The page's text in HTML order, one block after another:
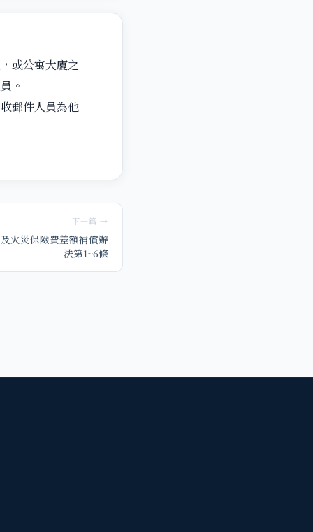
或公寓大廈之
。
郵件人員為他
下一篇 →
火災保險費差額補償辦
法第1~6條